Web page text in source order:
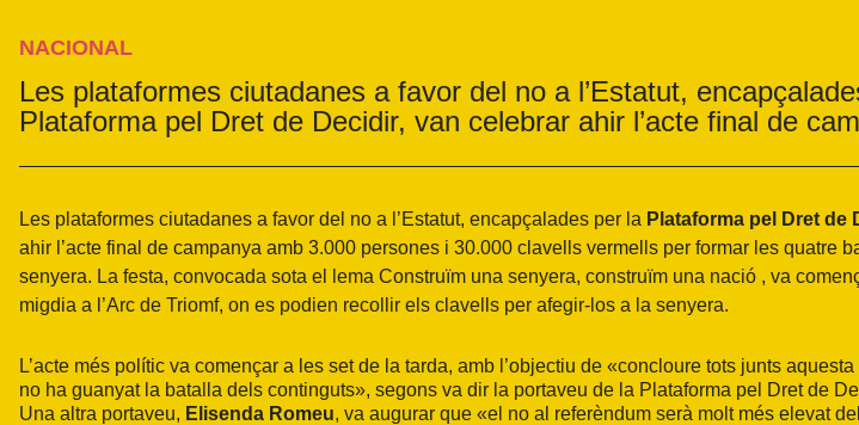
NACIONAL
Les plataformes ciutadanes a favor del no a l’Estatut,
Plataforma pel Dret de Decidir, van celebrar ahir l’acte final de
Les plataformes ciutadanes a favor del no a l’Estatut, encapçalades per la Plataforma pel Dret de
ahir l’acte final de campanya amb 3.000 persones i 30.000 clavells vermells per formar les quatre
senyera. La festa, convocada sota el lema Construïm una senyera, construïm una nació , va
migdia a l’Arc de Triomf, on es podien recollir els clavells per afegir-los a la senyera.
L’acte més polític va començar a les set de la tarda, amb l’objectiu de «concloure tots junts
no ha guanyat la batalla dels continguts», segons va dir la portaveu de la Plataforma pel Dret de
Una altra portaveu, Elisenda Romeu, va augurar que «el no al referèndum serà molt més elevat